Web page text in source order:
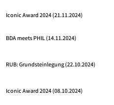
Iconic Award 2024 (21.11.2024)
BDA meets PHIL (14.11.2024)
RUB: Grundsteinlegung (22.10.2024)
Iconic Award 2024 (08.10.2024)